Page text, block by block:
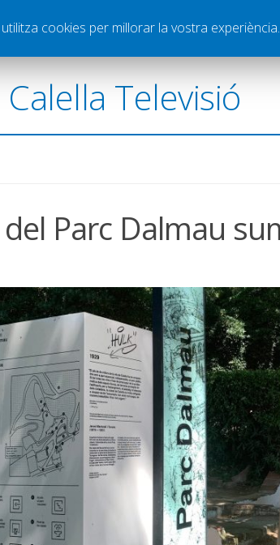
Esports Pòdcasts Vídeos Graella
Televisió
Parc Dalmau
cookies per millorar la vostra